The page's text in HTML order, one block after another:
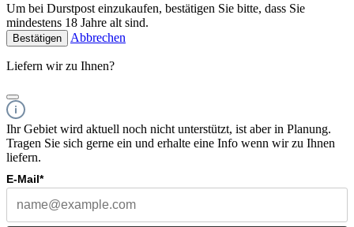
Um bei Durstpost einzukaufen, bestätigen Sie bitte, dass Sie
mindestens 18 Jahre alt sind.
Bestätigen Abbrechen
Liefern wir zu Ihnen?
Ihr Gebiet wird aktuell noch nicht unterstützt, ist aber in Planung.
Tragen Sie sich gerne ein und erhalte eine Info wenn wir zu Ihnen
liefern.
E-Mail*